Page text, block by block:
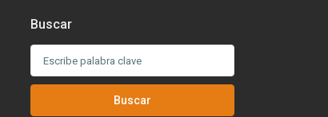
Buscar
Buscar